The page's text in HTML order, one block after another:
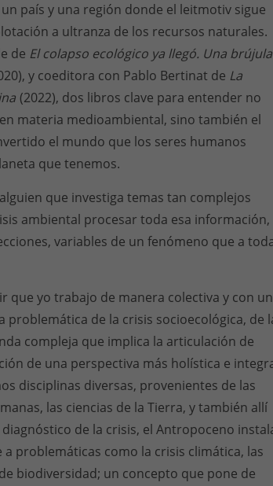
país y una región donde el leitmotiv sigue
a ultranza de los recursos naturales.
de El colapso ecológico ya llegó. Una brújula
y coeditora con Pablo Bertinat de La
(2022), dos libros clave para entender no
materia medioambiental, sino también el
el mundo que los seres humanos
que tenemos.
que investiga temas tan complejos
ambiental procesar toda esa información,
variables de un fenómeno que a
que yo trabajo de manera colectiva y con
problemática de la crisis socioecológica, de
compleja que implica la articulación de
de una perspectiva más holística e
disciplinas diversas, provenientes de las
las ciencias de la Tierra, y también allí
de la crisis, el Antropoceno
problemáticas como la crisis climática, las
biodiversidad; un concepto que pone de